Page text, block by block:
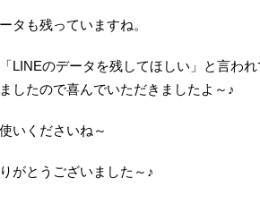
タも残っていますね。
LINEのデータを残してほしい」と言われ
したので喜んでいただきましたよ～♪
いくださいね～
がとうございました～♪